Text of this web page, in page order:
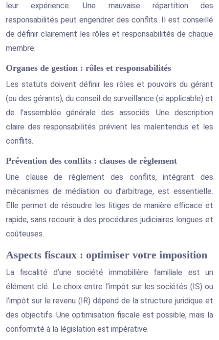
leur expérience. Une mauvaise répartition des
responsabilités peut engendrer des conflits. Il est conseillé
de définir clairement les rôles et responsabilités de chaque
membre.
Organes de gestion : rôles et responsabilités
Les statuts doivent définir les rôles et pouvoirs du gérant
(ou des gérants), du conseil de surveillance (si applicable) et
de l’assemblée générale des associés. Une description
claire des responsabilités prévient les malentendus et les
conflits.
Prévention des conflits : clauses de règlement
Une clause de règlement des conflits, intégrant des
mécanismes de médiation ou d’arbitrage, est essentielle.
Elle permet de résoudre les litiges de manière efficace et
rapide, sans recourir à des procédures judiciaires longues et
coûteuses.
Aspects fiscaux : optimiser votre imposition
La fiscalité d’une société immobilière familiale est un
élément clé. Le choix entre l’impôt sur les sociétés (IS) ou
l’impôt sur le revenu (IR) dépend de la structure juridique et
des objectifs. Une optimisation fiscale est possible, mais la
conformité à la législation est impérative.